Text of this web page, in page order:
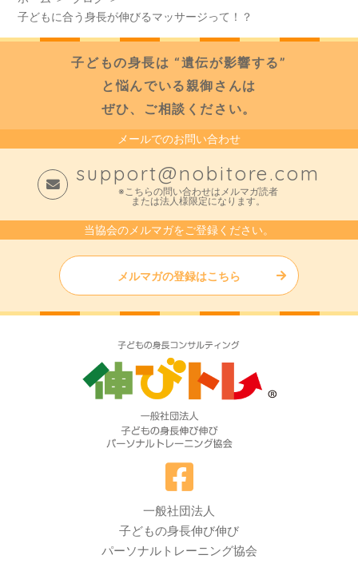
子どもに合う身長が伸びるマッサージって！？
子どもの身長は “遺伝が影響する”
と悩んでいる親御さんは
ぜひ、ご相談ください。
メールでのお問い合わせ
support@nobitore.com
※こちらの問い合わせはメルマガ読者
または法人様限定になります。
当協会のメルマガをご登録ください。
メルマガの登録はこちら
一般社団法人
子どもの身長伸び伸び
パーソナルトレーニング協会